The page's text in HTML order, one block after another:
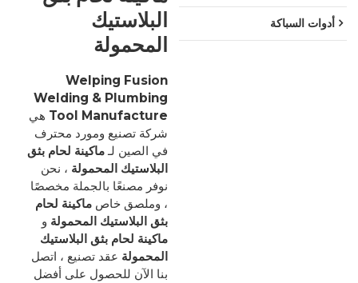
أدوات السباكة
البلاستيك
المحمولة
Welping Fusion
Welding & Plumbing
Tool Manufacture هي
شركة تصنيع ومورد محترف
في الصين لـماكينة لحام بثق
البلاستيك المحمولة ، نحن
نوفر مصنعًا بالجملة مخصصًا
، وملصق خاصماكينة لحام
بثق البلاستيك المحمولة و
ماكينة لحام بثق البلاستيك
المحمولة عقد تصنيع ، اتصل
بنا الآن للحصول على أفضل